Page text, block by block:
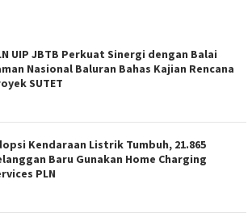
UIP JBTB Perkuat Sinergi dengan Balai
Nasional Baluran Bahas Kajian Rencana
SUTET
Kendaraan Listrik Tumbuh, 21.865
Baru Gunakan Home Charging
PLN